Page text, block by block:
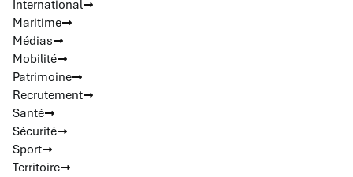
International
Maritime
Médias
Mobilité
Patrimoine
Recrutement
Santé
Sécurité
Sport
Territoire